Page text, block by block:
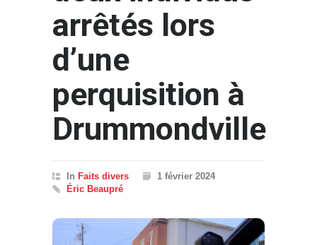
arrêtés lors
d’une
perquisition à
Drummondville
In Faits divers
1 février 2024
Éric Beaupré